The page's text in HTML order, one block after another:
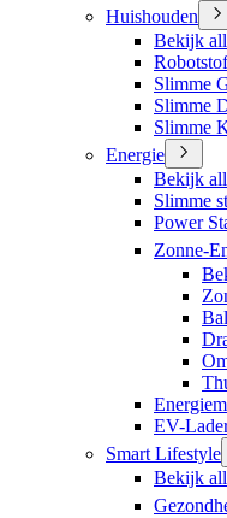
Huishouden
Bekijk
Slimme
Slimme
Slimme
Energie
Bekijk
Slimme
Power
Zonne-
EV-
Smart Lifestyle
Bekijk